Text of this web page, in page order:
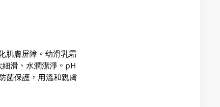
肌膚屏障。幼滑乳霜
滑、水潤潔淨。pH
菌保護，用溫和親膚